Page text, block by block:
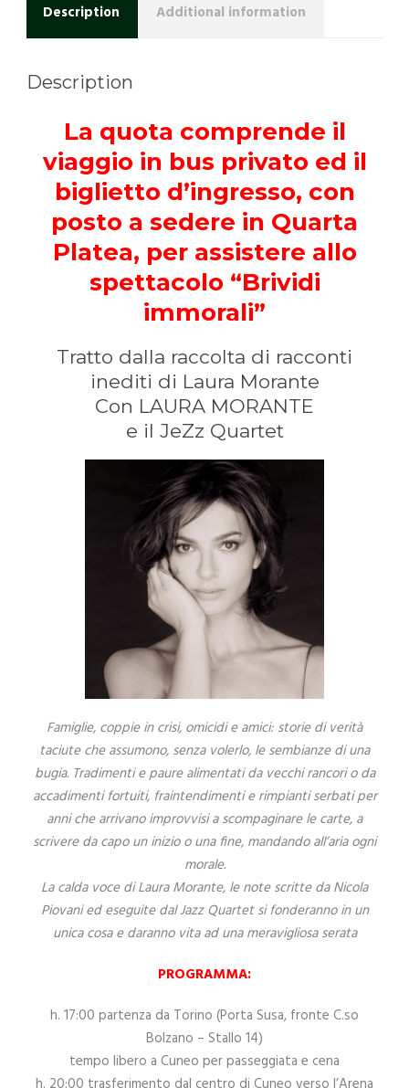
Description Additional information
Description
La quota comprende il
viaggio in bus privato ed il
biglietto d’ingresso, con
posto a sedere in Quarta
Platea, per assistere allo
spettacolo “Brividi
immorali”
Tratto dalla raccolta di racconti
inediti di Laura Morante
Con LAURA MORANTE
e il JeZz Quartet
Famiglie, coppie in crisi, omicidi e amici: storie di verità
taciute che assumono, senza volerlo, le sembianze di una
bugia. Tradimenti e paure alimentati da vecchi rancori o da
accadimenti fortuiti, fraintendimenti e rimpianti serbati per
anni che arrivano improvvisi a scompaginare le carte, a
scrivere da capo un inizio o una fine, mandando all’aria ogni
morale.
La calda voce di Laura Morante, le note scritte da Nicola
Piovani ed eseguite dal Jazz Quartet si fonderanno in un
unica cosa e daranno vita ad una meravigliosa serata
PROGRAMMA:
h. 17:00 partenza da Torino (Porta Susa, fronte C.so
Bolzano – Stallo 14)
tempo libero a Cuneo per passeggiata e cena